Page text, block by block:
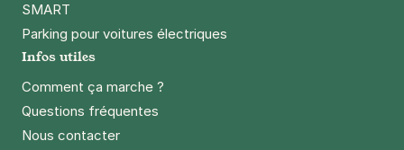
SMART
Parking pour voitures électriques
Infos utiles
Comment ça marche ?
Questions fréquentes
Nous contacter